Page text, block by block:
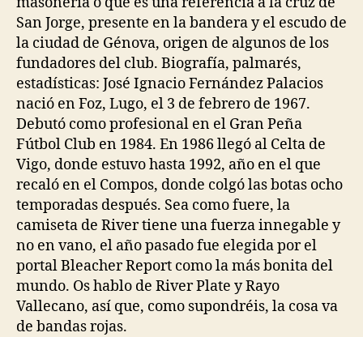
San Jorge, presente en la bandera y el escudo de
la ciudad de Génova, origen de algunos de los
fundadores del club. Biografía, palmarés,
estadísticas: José Ignacio Fernández Palacios
nació en Foz, Lugo, el 3 de febrero de 1967.
Debutó como profesional en el Gran Peña
Fútbol Club en 1984. En 1986 llegó al Celta de
Vigo, donde estuvo hasta 1992, año en el que
recaló en el Compos, donde colgó las botas ocho
temporadas después. Sea como fuere, la
camiseta de River tiene una fuerza innegable y
no en vano, el año pasado fue elegida por el
portal Bleacher Report como la más bonita del
mundo. Os hablo de River Plate y Rayo
Vallecano, así que, como supondréis, la cosa va
de bandas rojas.